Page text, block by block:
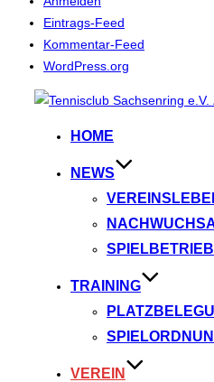
Eintrags-Feed
Kommentar-Feed
WordPress.org
HOME
NEWS
SPIELBETRIEB
TRAINING
VEREIN